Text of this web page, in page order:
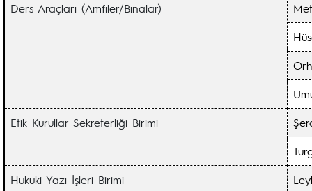
Ders Araçları (Amfiler/Binalar)
Etik Kurullar Sekreterliği Birimi
Hukuki Yazı İşleri Birimi